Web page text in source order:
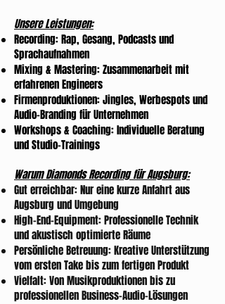
Unsere Leistungen:
Recording: Rap, Gesang, Podcasts und
Sprachaufnahmen
Mixing & Mastering: Zusammenarbeit mit
erfahrenen Engineers
Firmenproduktionen: Jingles, Werbespots und
Audio-Branding für Unternehmen
Workshops & Coaching: Individuelle Beratung
und Studio-Trainings
Warum Diamonds Recording für Augsburg:
Gut erreichbar: Nur eine kurze Anfahrt aus
Augsburg und Umgebung
High-End-Equipment: Professionelle Technik
und akustisch optimierte Räume
Persönliche Betreuung: Kreative Unterstützung
vom ersten Take bis zum fertigen Produkt
Vielfalt: Von Musikproduktionen bis zu
professionellen Business-Audio-Lösungen